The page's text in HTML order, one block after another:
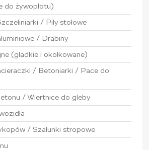
do żywopłotu)
/ Piły stołowe
/ Drabiny
(gładkie i okołkowane)
/ Betoniarki / Pace do
/ Wiertnice do gleby
/ Szalunki stropowe